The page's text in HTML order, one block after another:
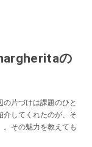
の
片づけは課題のひと
介してくれたのが、そ
その魅力を教えても